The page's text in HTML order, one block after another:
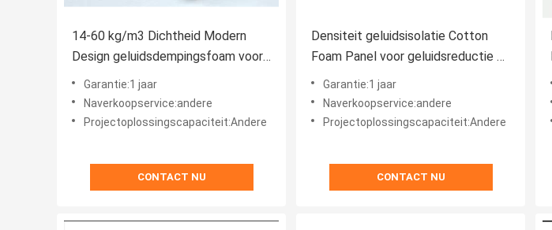
14-60 kg/m3 Dichtheid Modern
Design geluidsdempingsfoam voor
studio geluidsisolatie
Garantie:1 jaar
Naverkoopservice:andere
Projectoplossingscapaciteit:Andere
CONTACT NU
Densiteit geluidsisolatie Cotton
Foam Panel voor geluidsreductie en
akoestische isolatie
Garantie:1 jaar
Naverkoopservice:andere
Projectoplossingscapaciteit:Andere
CONTACT NU